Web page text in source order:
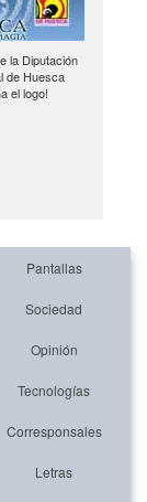
la Diputación
de Huesca
el logo!
Pantallas
Sociedad
Opinión
Tecnologías
Corresponsales
Letras